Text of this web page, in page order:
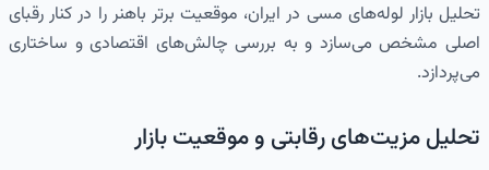
تحلیل بازار لوله‌های مسی در ایران، موقعیت برتر باهنر را در کنار رقبای
اصلی مشخص می‌سازد و به بررسی چالش‌های اقتصادی و ساختاری
می‌پردازد.
تحلیل مزیت‌های رقابتی و موقعیت بازار